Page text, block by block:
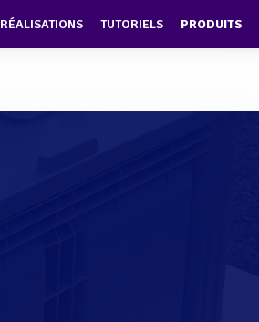
RÉALISATIONS TUTORIELS PRODUITS